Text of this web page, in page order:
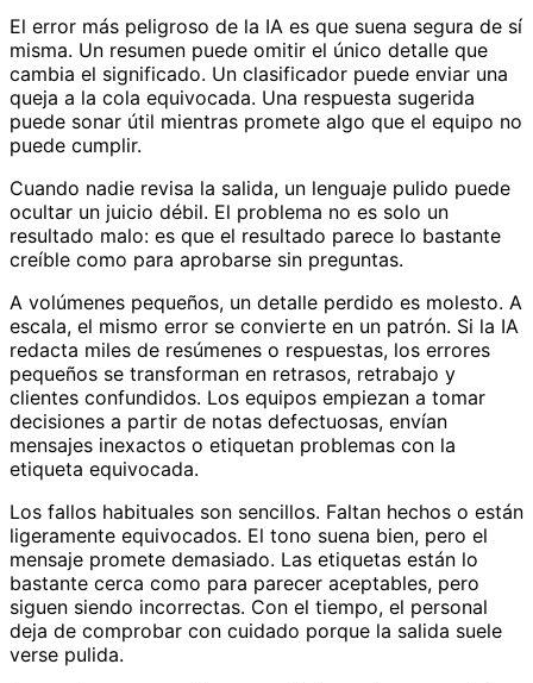
El error más peligroso de la IA es que suena segura de sí
misma. Un resumen puede omitir el único detalle que
cambia el significado. Un clasificador puede enviar una
queja a la cola equivocada. Una respuesta sugerida
puede sonar útil mientras promete algo que el equipo no
puede cumplir.
Cuando nadie revisa la salida, un lenguaje pulido puede
ocultar un juicio débil. El problema no es solo un
resultado malo: es que el resultado parece lo bastante
creíble como para aprobarse sin preguntas.
A volúmenes pequeños, un detalle perdido es molesto. A
escala, el mismo error se convierte en un patrón. Si la IA
redacta miles de resúmenes o respuestas, los errores
pequeños se transforman en retrasos, retrabajo y
clientes confundidos. Los equipos empiezan a tomar
decisiones a partir de notas defectuosas, envían
mensajes inexactos o etiquetan problemas con la
etiqueta equivocada.
Los fallos habituales son sencillos. Faltan hechos o están
ligeramente equivocados. El tono suena bien, pero el
mensaje promete demasiado. Las etiquetas están lo
bastante cerca como para parecer aceptables, pero
siguen siendo incorrectas. Con el tiempo, el personal
deja de comprobar con cuidado porque la salida suele
verse pulida.